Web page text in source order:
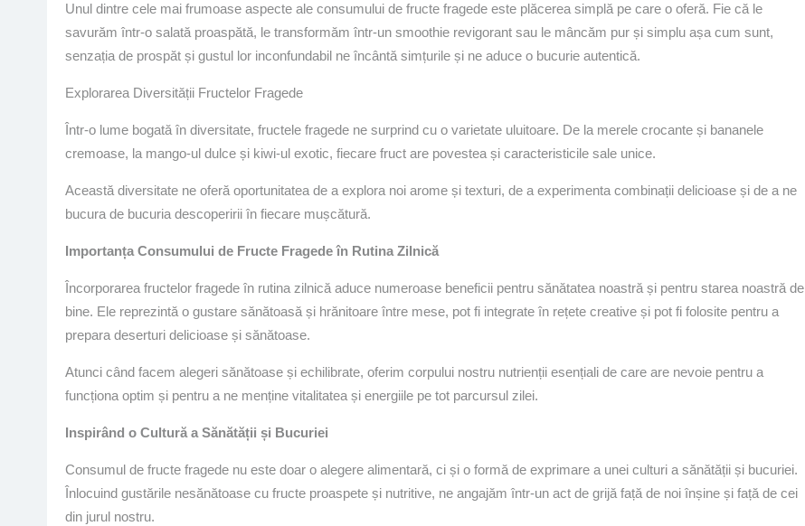
Unul dintre cele mai frumoase aspecte ale consumului de fructe fragede este plăcerea simplă pe care o oferă. Fie că le
savurăm într-o salată proaspătă, le transformăm într-un smoothie revigorant sau le mâncăm pur și simplu așa cum sunt,
senzația de prospăt și gustul lor inconfundabil ne încântă simțurile și ne aduce o bucurie autentică.
Explorarea Diversității Fructelor Fragede
Într-o lume bogată în diversitate, fructele fragede ne surprind cu o varietate uluitoare. De la merele crocante și bananele
cremoase, la mango-ul dulce și kiwi-ul exotic, fiecare fruct are povestea și caracteristicile sale unice.
Această diversitate ne oferă oportunitatea de a explora noi arome și texturi, de a experimenta combinații delicioase și de a ne
bucura de bucuria descoperirii în fiecare mușcătură.
Importanța Consumului de Fructe Fragede în Rutina Zilnică
Încorporarea fructelor fragede în rutina zilnică aduce numeroase beneficii pentru sănătatea noastră și pentru starea noastră de
bine. Ele reprezintă o gustare sănătoasă și hrănitoare între mese, pot fi integrate în rețete creative și pot fi folosite pentru a
prepara deserturi delicioase și sănătoase.
Atunci când facem alegeri sănătoase și echilibrate, oferim corpului nostru nutrienții esențiali de care are nevoie pentru a
funcționa optim și pentru a ne menține vitalitatea și energiile pe tot parcursul zilei.
Inspirând o Cultură a Sănătății și Bucuriei
Consumul de fructe fragede nu este doar o alegere alimentară, ci și o formă de exprimare a unei culturi a sănătății și bucuriei.
Înlocuind gustările nesănătoase cu fructe proaspete și nutritive, ne angajăm într-un act de grijă față de noi înșine și față de cei
din jurul nostru.